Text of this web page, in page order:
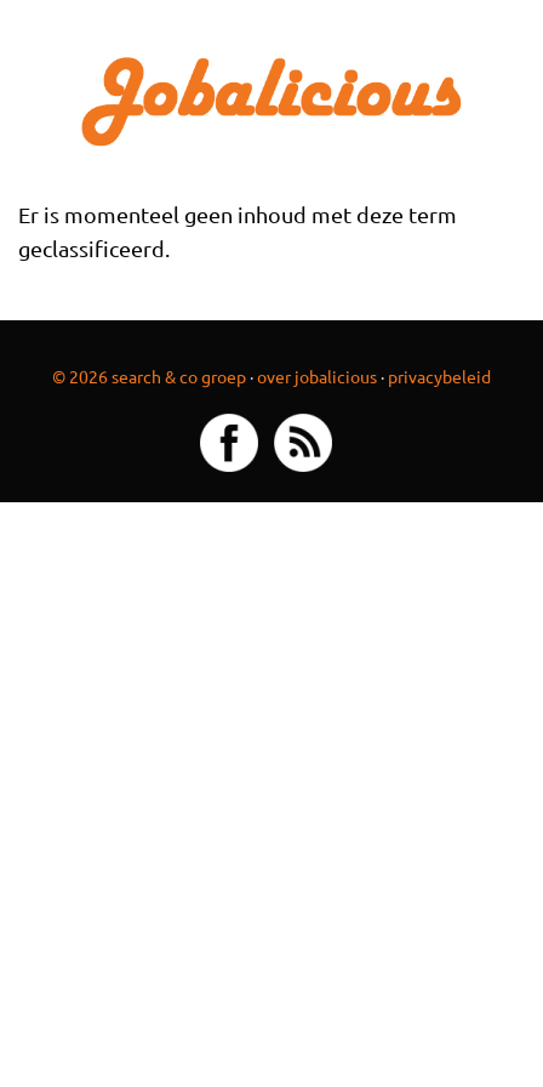
Er is momenteel geen inhoud met deze term
geclassificeerd.
© 2026 search & co groep ·over jobalicious · privacybeleid